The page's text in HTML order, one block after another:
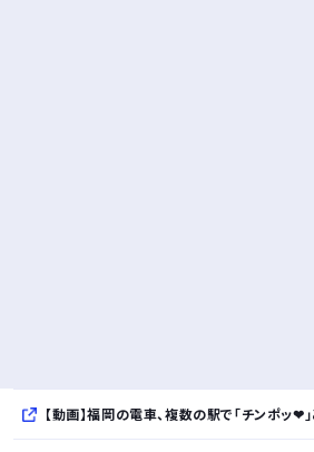
【動画】福岡の電車、複数の駅で「チンポッ❤」というア